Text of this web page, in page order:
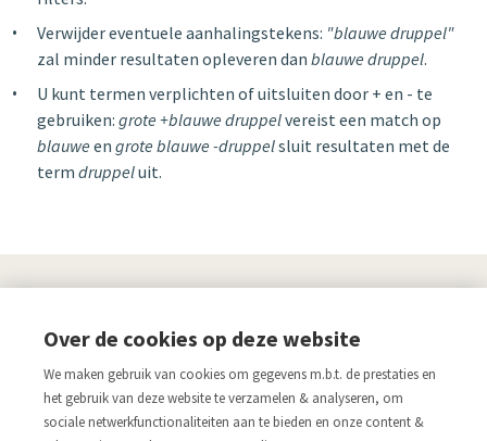
Verwijder eventuele aanhalingstekens: "blauwe druppel"
zal minder resultaten opleveren dan blauwe druppel.
U kunt termen verplichten of uitsluiten door + en - te
gebruiken: grote +blauwe druppelvereist een match op
blauwe en grote blauwe -druppelsluit resultaten met de
term druppeluit.
Links
Aanmelden nieuwsbrief
Pers
Acco.be
Algemene voorwaarden
Over de cookies op deze website
We maken gebruik van cookies om gegevens m.b.t. de prestaties en
het gebruik van deze website te verzamelen & analyseren, om
sociale netwerkfunctionaliteiten aan te bieden en onze content &